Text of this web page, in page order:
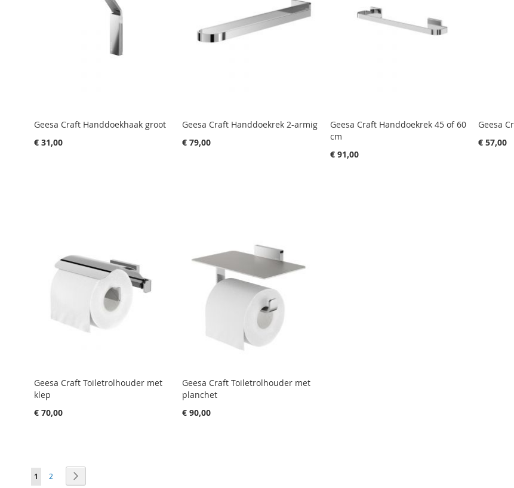
Geesa Craft Handdoekhaak groot
€ 31,00
Geesa Craft Handdoekrek 2-armig
€ 79,00
Geesa Craft Handdoekrek 45 of 60
cm
€ 91,00
Geesa
€ 57,00
Geesa Craft Toiletrolhouder met
klep
€ 70,00
Geesa Craft Toiletrolhouder met
planchet
€ 90,00
Pagina
Je leest momenteel pagina
1 Pagina
2